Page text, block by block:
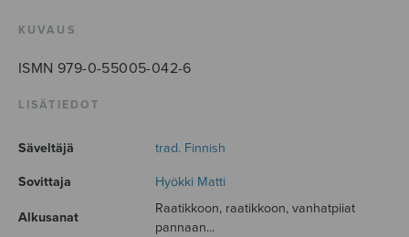
KUVAUS
ISMN 979-0-55005-042-6
LISÄTIEDOT
Säveltäjä trad. Finnish
Sovittaja Hyökki Matti
Alkusanat
Raatikkoon, raatikkoon, vanhatpiiat
pannaan...